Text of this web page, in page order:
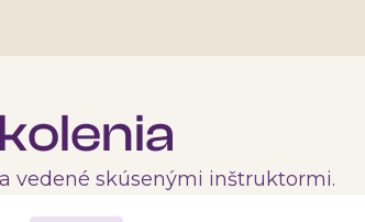
vedené skúsenými inštruktormi.